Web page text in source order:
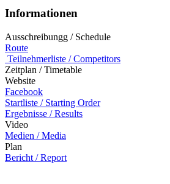
Informationen
Ausschreibungg / Schedule
Route
Teilnehmerliste / Competitors
Zeitplan / Timetable
Website
Facebook
Startliste / Starting Order
Ergebnisse / Results
Video
Medien / Media
Plan
Bericht / Report